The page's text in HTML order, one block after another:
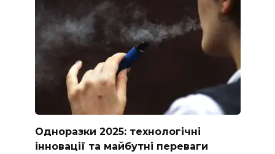
Одноразки 2025: технологічні
інновації та майбутні переваги